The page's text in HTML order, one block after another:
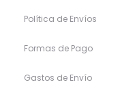
Política de Envíos
Formas de Pago
Gastos de Envío